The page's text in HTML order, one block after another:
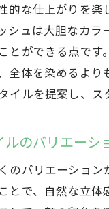
的な仕上がりを
シュは大胆なカ
とができる点で
全体を染めるよ
イルを提案し、ス
のバリエーシ
のバリエーショ
とで、自然な立